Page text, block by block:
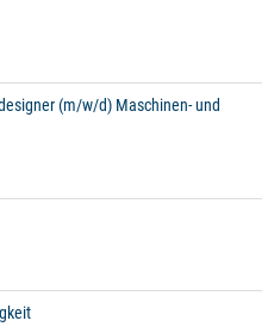
(m/w/d) Maschinen- und